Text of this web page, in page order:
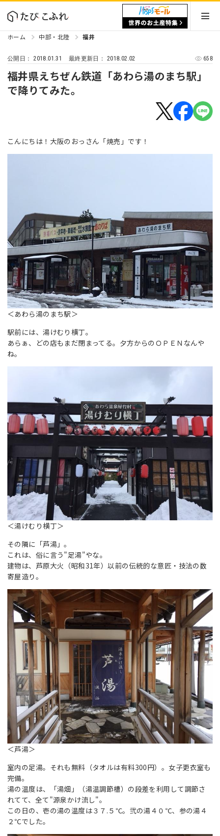
ホーム 中部・北陸 福井
公開日：2018.01.31 最終更新日： 2018.02.02 658
福井県えちぜん鉄道「あわら湯のまち駅」
で降りてみた。
こんにちは！大阪のおっさん「焼売」です！
＜あわら湯のまち駅＞
駅前には、湯けむり横丁。
あらぁ、どの店もまだ閉まってる。夕方からのＯＰＥＮなんや
ね。
＜湯けむり横丁＞
その隣に「芦湯」。
これは、俗に言う"足湯"やな。
建物は、芦原大火（昭和31年）以前の伝統的な意匠・技法の数
寄屋造り。
＜芦湯＞
室内の足湯。それも無料（タオルは有料300円）。女子更衣室も
完備。
湯の温度は、「湯畑」（湯温調節槽）の段差を利用して調節さ
れてて、全て"源泉かけ流し"。
この日の、壱の湯の温度は３７.５℃。弐の湯４０℃、参の湯４
２℃でした。